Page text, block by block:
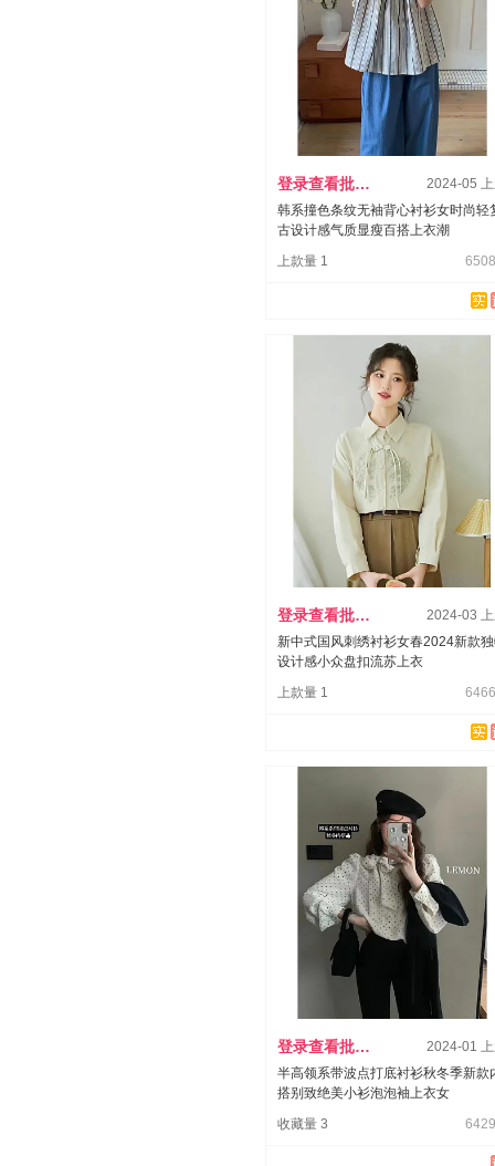
登录查看批发价
2024-05
韩系撞色条纹无袖背心衬衫女时尚轻
古设计感气质显瘦百搭上衣潮
上款量 1
登录查看批发价
2024-03
新中式国风刺绣衬衫女春2024新款
设计感小众盘扣流苏上衣
上款量 1
登录查看批发价
2024-01
半高领系带波点打底衬衫秋冬季新款
搭别致绝美小衫泡泡袖上衣女
收藏量 3